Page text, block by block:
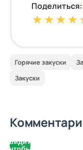
Поделиться:
★ ★ ★ ★
Горячие закуски
Закуски
Войдите,